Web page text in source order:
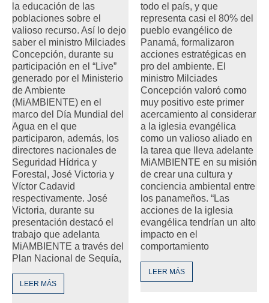
la educación de las
poblaciones sobre el
valioso recurso. Así lo dejo
saber el ministro Milciades
Concepción, durante su
participación en el “Live”
generado por el Ministerio
de Ambiente
(MiAMBIENTE) en el
marco del Día Mundial del
Agua en el que
participaron, además, los
directores nacionales de
Seguridad Hídrica y
Forestal, José Victoria y
Víctor Cadavid
respectivamente. José
Victoria, durante su
presentación destacó el
trabajo que adelanta
MiAMBIENTE a través del
Plan Nacional de Sequía,
LEER MÁS
todo el país, y que
representa casi el 80% del
pueblo evangélico de
Panamá, formalizaron
acciones estratégicas en
pro del ambiente. El
ministro Milciades
Concepción valoró como
muy positivo este primer
acercamiento al considerar
a la iglesia evangélica
como un valioso aliado en
la tarea que lleva adelante
MiAMBIENTE en su misión
de crear una cultura y
conciencia ambiental entre
los panameños. “Las
acciones de la iglesia
evangélica tendrían un alto
impacto en el
comportamiento
LEER MÁS